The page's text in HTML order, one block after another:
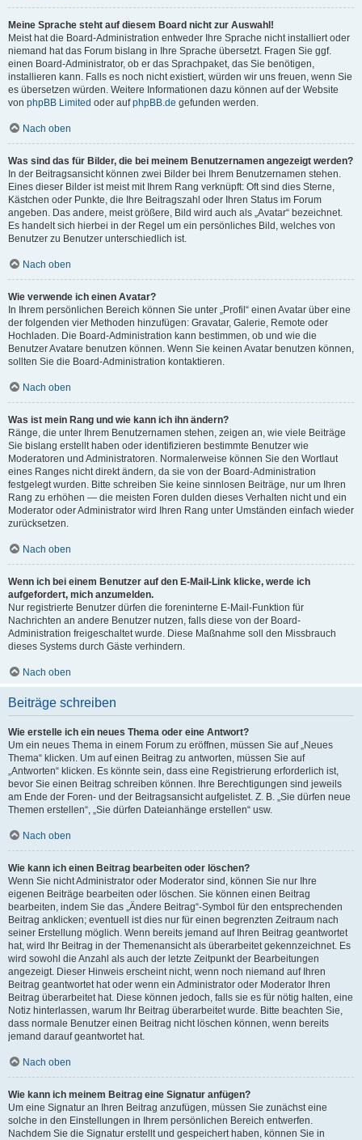
Meine Sprache steht auf diesem Board nicht zur Auswahl!
Meist hat die Board-Administration entweder Ihre Sprache nicht installiert oder
niemand hat das Forum bislang in Ihre Sprache übersetzt. Fragen Sie ggf.
einen Board-Administrator, ob er das Sprachpaket, das Sie benötigen,
installieren kann. Falls es noch nicht existiert, würden wir uns freuen, wenn Sie
es übersetzen würden. Weitere Informationen dazu können auf der Website
von phpBB Limited oder aufphpBB.de gefunden werden.
Nach oben
Was sind das für Bilder, die bei meinem Benutzernamen angezeigt werden?
In der Beitragsansicht können zwei Bilder bei Ihrem Benutzernamen stehen.
Eines dieser Bilder ist meist mit Ihrem Rang verknüpft: Oft sind dies Sterne,
Kästchen oder Punkte, die Ihre Beitragszahl oder Ihren Status im Forum
angeben. Das andere, meist größere, Bild wird auch als „Avatar“ bezeichnet.
Es handelt sich hierbei in der Regel um ein persönliches Bild, welches von
Benutzer zu Benutzer unterschiedlich ist.
Nach oben
Wie verwende ich einen Avatar?
In Ihrem persönlichen Bereich können Sie unter „Profil“ einen Avatar über eine
der folgenden vier Methoden hinzufügen: Gravatar, Galerie, Remote oder
Hochladen. Die Board-Administration kann bestimmen, ob und wie die
Benutzer Avatare benutzen können. Wenn Sie keinen Avatar benutzen können,
sollten Sie die Board-Administration kontaktieren.
Nach oben
Was ist mein Rang und wie kann ich ihn ändern?
Ränge, die unter Ihrem Benutzernamen stehen, zeigen an, wie viele Beiträge
Sie bislang erstellt haben oder identifizieren bestimmte Benutzer wie
Moderatoren und Administratoren. Normalerweise können Sie den Wortlaut
eines Ranges nicht direkt ändern, da sie von der Board-Administration
festgelegt wurden. Bitte schreiben Sie keine sinnlosen Beiträge, nur um Ihren
Rang zu erhöhen — die meisten Foren dulden dieses Verhalten nicht und ein
Moderator oder Administrator wird Ihren Rang unter Umständen einfach wieder
zurücksetzen.
Nach oben
Wenn ich bei einem Benutzer auf den E-Mail-Link klicke, werde ich
aufgefordert, mich anzumelden.
Nur registrierte Benutzer dürfen die foreninterne E-Mail-Funktion für
Nachrichten an andere Benutzer nutzen, falls diese von der Board-
Administration freigeschaltet wurde. Diese Maßnahme soll den Missbrauch
dieses Systems durch Gäste verhindern.
Nach oben
Beiträge schreiben
Wie erstelle ich ein neues Thema oder eine Antwort?
Um ein neues Thema in einem Forum zu eröffnen, müssen Sie auf „Neues
Thema“ klicken. Um auf einen Beitrag zu antworten, müssen Sie auf
„Antworten“ klicken. Es könnte sein, dass eine Registrierung erforderlich ist,
bevor Sie einen Beitrag schreiben können. Ihre Berechtigungen sind jeweils
am Ende der Foren- und der Beitragsansicht aufgelistet. Z. B. „Sie dürfen neue
Themen erstellen“, „Sie dürfen Dateianhänge erstellen“ usw.
Nach oben
Wie kann ich einen Beitrag bearbeiten oder löschen?
Wenn Sie nicht Administrator oder Moderator sind, können Sie nur Ihre
eigenen Beiträge bearbeiten oder löschen. Sie können einen Beitrag
bearbeiten, indem Sie das „Ändere Beitrag“-Symbol für den entsprechenden
Beitrag anklicken; eventuell ist dies nur für einen begrenzten Zeitraum nach
seiner Erstellung möglich. Wenn bereits jemand auf Ihren Beitrag geantwortet
hat, wird Ihr Beitrag in der Themenansicht als überarbeitet gekennzeichnet. Es
wird sowohl die Anzahl als auch der letzte Zeitpunkt der Bearbeitungen
angezeigt. Dieser Hinweis erscheint nicht, wenn noch niemand auf Ihren
Beitrag geantwortet hat oder wenn ein Administrator oder Moderator Ihren
Beitrag überarbeitet hat. Diese können jedoch, falls sie es für nötig halten, eine
Notiz hinterlassen, warum Ihr Beitrag überarbeitet wurde. Bitte beachten Sie,
dass normale Benutzer einen Beitrag nicht löschen können, wenn bereits
jemand darauf geantwortet hat.
Nach oben
Wie kann ich meinem Beitrag eine Signatur anfügen?
Um eine Signatur an Ihren Beitrag anzufügen, müssen Sie zunächst eine
solche in den Einstellungen in Ihrem persönlichen Bereich entwerfen.
Nachdem Sie die Signatur erstellt und gespeichert haben, können Sie in